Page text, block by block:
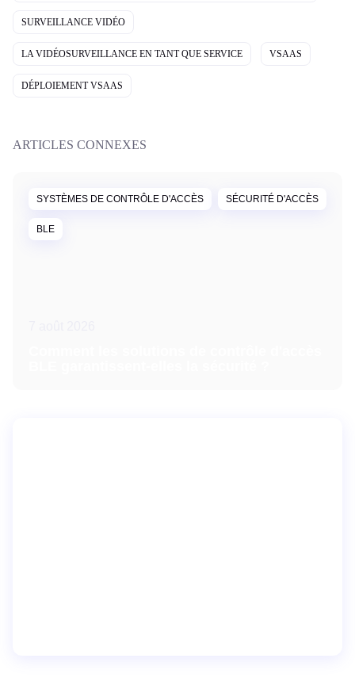
SURVEILLANCE VIDÉO
LA VIDÉOSURVEILLANCE EN TANT QUE SERVICE VSAAS
DÉPLOIEMENT VSAAS
ARTICLES CONNEXES
SYSTÈMES DE CONTRÔLE D'ACCÈS SÉCURITÉ D'ACCÈS
BLE